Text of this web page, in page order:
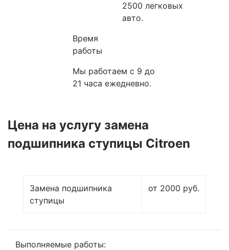
2500 легковых
авто.
Время
работы
Мы работаем с 9 до
21 часа ежедневно.
Цена на услугу замена
подшипника ступицы Citroen
Замена подшипника
ступицы
от 2000 руб.
Выполняемые работы: